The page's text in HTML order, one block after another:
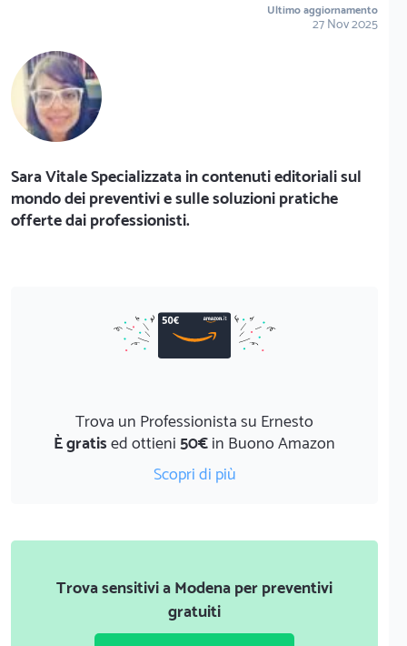
Ultimo aggiornamento
27 Nov 2025
Sara Vitale Specializzata in contenuti editoriali sul
mondo dei preventivi e sulle soluzioni pratiche
offerte dai professionisti.
Trova un Professionista su Ernesto
È gratised ottieni50€in Buono Amazon
Scopri di più
Trova sensitivi a Modena per preventivi
gratuiti